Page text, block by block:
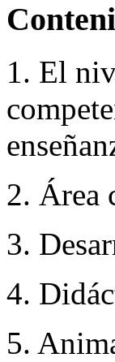
1. El
2. Área
3.
4.
5.